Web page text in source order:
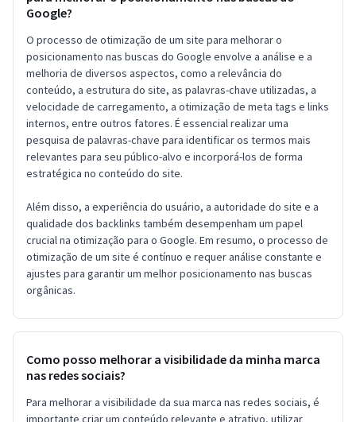
Google?
O processo de otimização de um site para melhorar o
posicionamento nas buscas do Google envolve a análise e a
melhoria de diversos aspectos, como a relevância do
conteúdo, a estrutura do site, as palavras-chave utilizadas, a
velocidade de carregamento, a otimização de meta tags e links
internos, entre outros fatores. É essencial realizar uma
pesquisa de palavras-chave para identificar os termos mais
relevantes para seu público-alvo e incorporá-los de forma
estratégica no conteúdo do site.
Além disso, a experiência do usuário, a autoridade do site e a
qualidade dos backlinks também desempenham um papel
crucial na otimização para o Google. Em resumo, o processo de
otimização de um site é contínuo e requer análise constante e
ajustes para garantir um melhor posicionamento nas buscas
orgânicas.
Como posso melhorar a visibilidade da minha marca
nas redes sociais?
Para melhorar a visibilidade da sua marca nas redes sociais, é
importante criar um conteúdo relevante e atrativo, utilizar